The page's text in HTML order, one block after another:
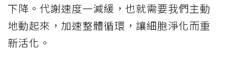
下降。代謝速度一減緩，也就需要我們主動
地動起來，加速整體循環，讓細胞淨化而重
新活化。